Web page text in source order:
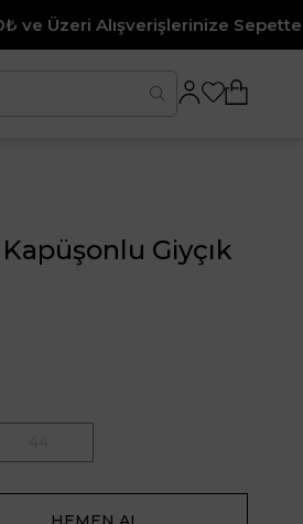
Sepette %10 İndirim
Giyçık